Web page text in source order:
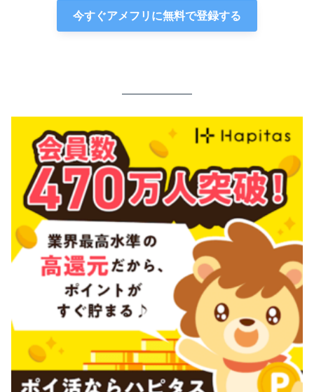
今すぐアメフリに無料で登録する